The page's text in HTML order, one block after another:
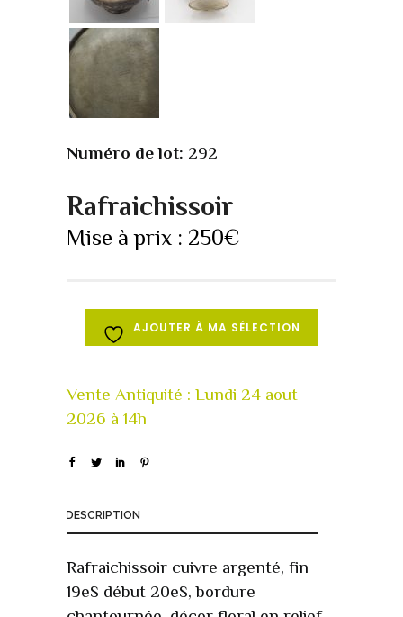
Numéro de lot: 292
Rafraichissoir
Mise à prix : 250€
AJOUTER À MA SÉLECTION
DESCRIPTION
Rafraichissoir cuivre argenté, fin
19eS début 20eS, bordure